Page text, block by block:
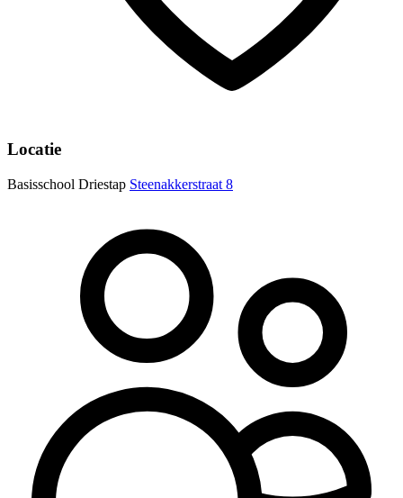
Locatie
Basisschool Driestap Steenakkerstraat 8